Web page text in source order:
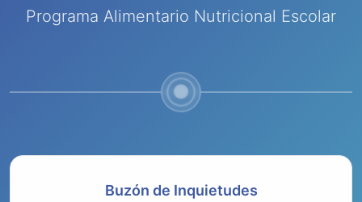
Programa Alimentario Nutricional Escolar
Buzón de Inquietudes